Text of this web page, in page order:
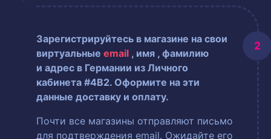
Зарегистрируйтесь в магазине на свои
виртуальные email , имя , фамилию
и адрес в Германии из Личного
кабинета #4B2. Оформите на эти
данные доставку и оплату.
Почти все магазины отправляют письмо
для подтверждения email. Ожидайте его